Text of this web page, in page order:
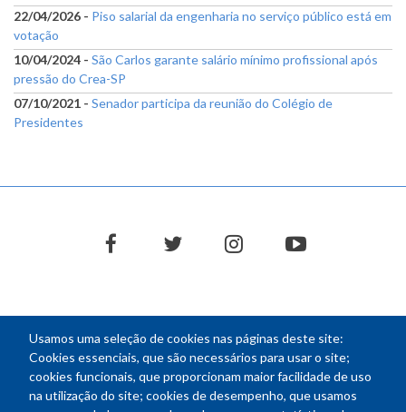
Usamos uma seleção de cookies nas páginas deste site:
Cookies essenciais, que são necessários para usar o site;
cookies funcionais, que proporcionam maior facilidade de uso
na utilização do site; cookies de desempenho, que usamos
22/04/2026 - Piso salarial da engenharia no serviço público está em
votação
10/04/2024 - São Carlos garante salário mínimo profissional após
pressão do Crea-SP
07/10/2021 - Senador participa da reunião do Colégio de
Presidentes
facebooktwitter instagramyoutube
NEWSLETTER